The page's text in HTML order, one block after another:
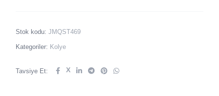
Stok kodu: JMQST469
Kategoriler: Kolye
Tavsiye Et: X